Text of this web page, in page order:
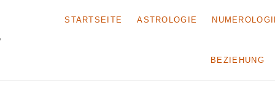
STARTSEITE ASTROLOGIE
BEZIEHUNG